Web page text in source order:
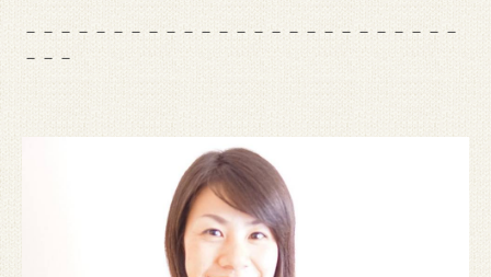
－－－－－－－－－－－－－－－－－－－－－－－－－
－－－